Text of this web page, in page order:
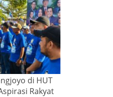
di HUT
Rakyat